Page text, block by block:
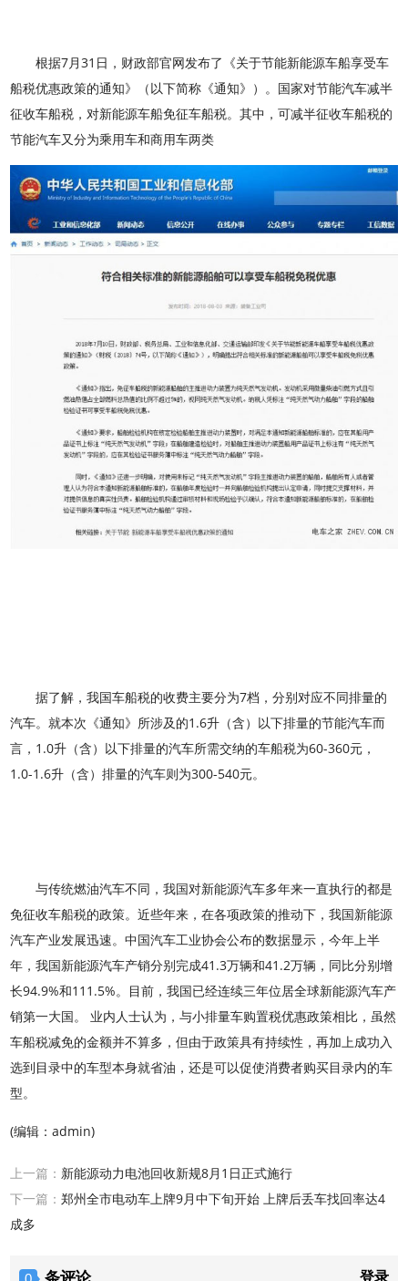
根据7月31日，财政部官网发布了《关于节能新能源车船享受车
船税优惠政策的通知》（以下简称《通知》）。国家对节能汽车减半
征收车船税，对新能源车船免征车船税。其中，可减半征收车船税的
节能汽车又分为乘用车和商用车两类
据了解，我国车船税的收费主要分为7档，分别对应不同排量的
汽车。就本次《通知》所涉及的1.6升（含）以下排量的节能汽车而
言，1.0升（含）以下排量的汽车所需交纳的车船税为60-360元，
1.0-1.6升（含）排量的汽车则为300-540元。
与传统燃油汽车不同，我国对新能源汽车多年来一直执行的都是
免征收车船税的政策。近些年来，在各项政策的推动下，我国新能源
汽车产业发展迅速。中国汽车工业协会公布的数据显示，今年上半
年，我国新能源汽车产销分别完成41.3万辆和41.2万辆，同比分别增
长94.9%和111.5%。目前，我国已经连续三年位居全球新能源汽车产
销第一大国。 业内人士认为，与小排量车购置税优惠政策相比，虽然
车船税减免的金额并不算多，但由于政策具有持续性，再加上成功入
选到目录中的车型本身就省油，还是可以促使消费者购买目录内的车
型。
(编辑：admin)
上一篇： 新能源动力电池回收新规8月1日正式施行
下一篇：郑州全市电动车上牌9月中下旬开始 上牌后丢车找回率达4
成多
登录